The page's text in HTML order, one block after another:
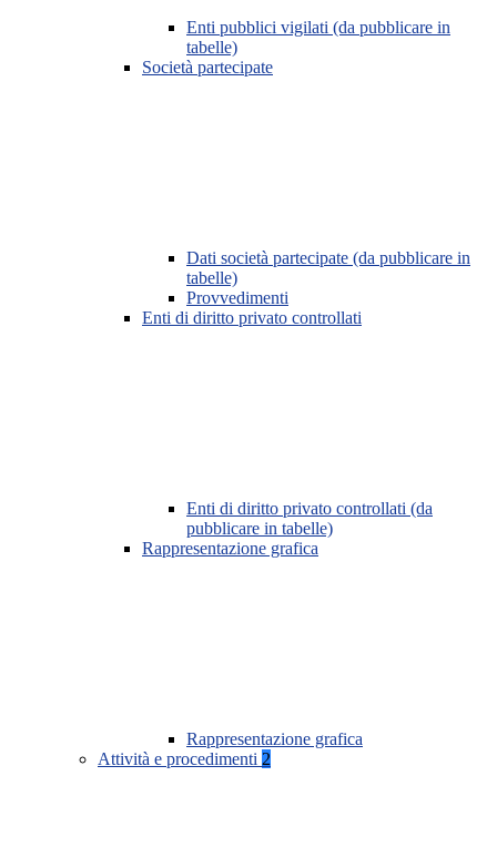
Enti pubblici vigilati (da pubblicare in
tabelle)
Società partecipate
Dati società partecipate (da pubblicare in
tabelle)
Provvedimenti
Enti di diritto privato controllati
Enti di diritto privato controllati (da
pubblicare in tabelle)
Rappresentazione grafica
Rappresentazione grafica
Attività e procedimenti 2